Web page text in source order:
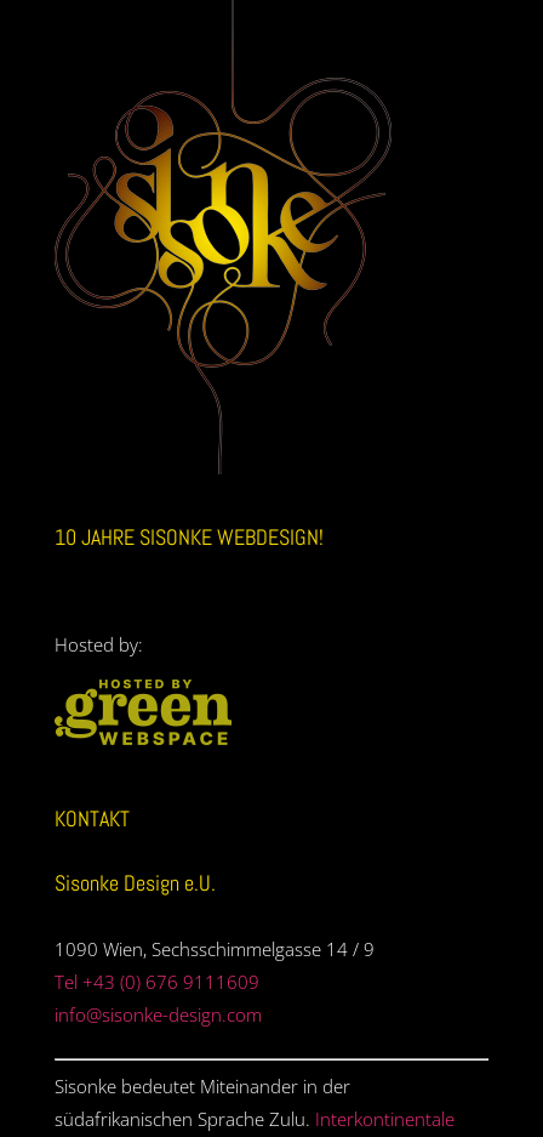
10 JAHRE SISONKE WEBDESIGN!
Hosted by:
KONTAKT
Sisonke Design e.U.
1090 Wien, Sechsschimmelgasse 14 / 9
Tel +43 (0) 676 9111609
info@sisonke-design.com
Sisonke bedeutet Miteinander in der
südafrikanischen Sprache Zulu. Interkontinentale